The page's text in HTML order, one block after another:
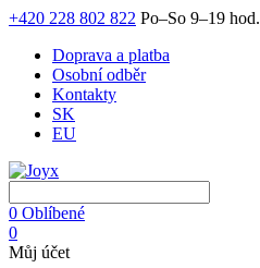
+420 228 802 822 Po–So 9–19 hod.
Doprava a platba
Osobní odběr
Kontakty
SK
EU
0 Oblíbené
0
Můj účet